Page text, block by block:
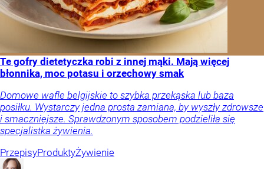
Te gofry dietetyczka robi z innej mąki. Mają więcej
błonnika, moc potasu i orzechowy smak
Domowe wafle belgijskie to szybka przekąska lub baza
posiłku. Wystarczy jedna prosta zamiana, by wyszły zdrowsze
i smaczniejsze. Sprawdzonym sposobem podzieliła się
specjalistka żywienia.
PrzepisyProduktyŻywienie